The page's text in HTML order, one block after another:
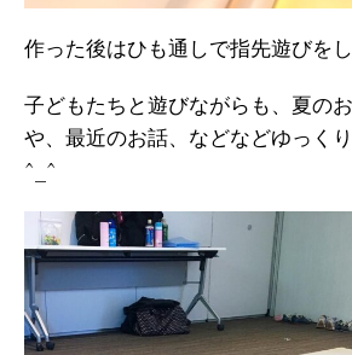
作った後はひも通しで指先遊びを
子どもたちと遊びながらも、夏の
や、最近のお話、などなどゆっく
^_^